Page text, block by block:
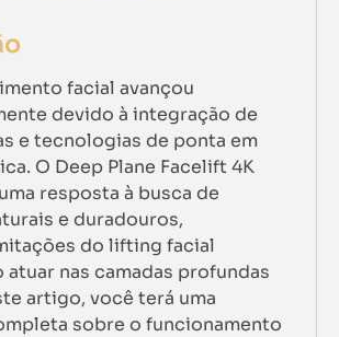
facial avançou
devido à integração de
e tecnologias de ponta em
O Deep Plane Facelift 4K
resposta à busca de
e duradouros,
do lifting facial
nas camadas profundas
artigo, você terá uma
sobre o funcionamento